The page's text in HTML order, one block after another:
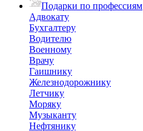
Подарки по профессиям
Адвокату
Бухгалтеру
Водителю
Военному
Врачу
Гаишнику
Железнодорожнику
Летчику
Моряку
Музыканту
Нефтянику